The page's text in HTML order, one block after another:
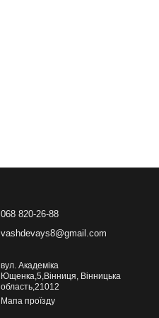
068 820-26-88
vashdevays8@gmail.com
вул. Академіка
Ющенка,5,Вінниця, Вінницька
область,21012
Мапа проїзду